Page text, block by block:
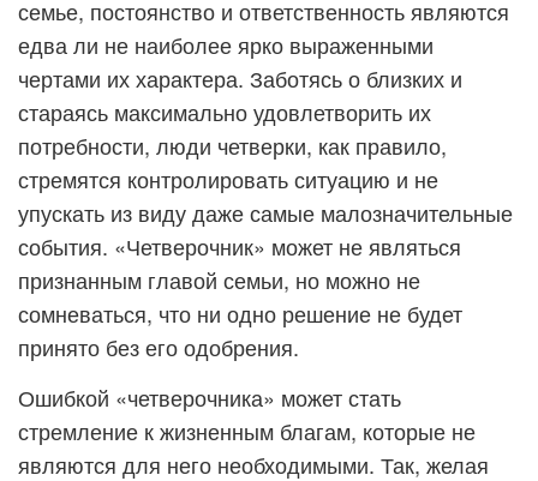
семье, постоянство и ответственность являются
едва ли не наиболее ярко выраженными
чертами их характера. Заботясь о близких и
стараясь максимально удовлетворить их
потребности, люди четверки, как правило,
стремятся контролировать ситуацию и не
упускать из виду даже самые малозначительные
события. «Четверочник» может не являться
признанным главой семьи, но можно не
сомневаться, что ни одно решение не будет
принято без его одобрения.
Ошибкой «четверочника» может стать
стремление к жизненным благам, которые не
являются для него необходимыми. Так, желая